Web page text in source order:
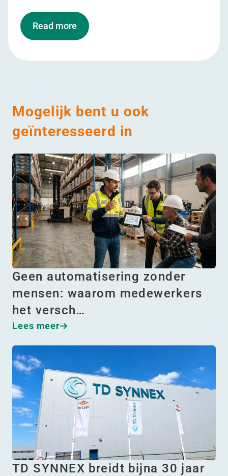
Read more
Mogelijk bent u ook
geïnteresseerd in
Geen automatisering zonder
mensen: waarom medewerkers
het versch…
Lees meer
TD SYNNEX breidt bijna 30 jaar